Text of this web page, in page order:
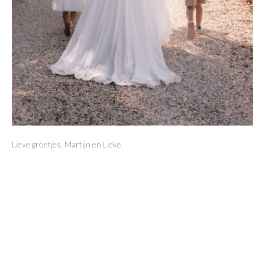
Lieve groetjes, Martijn en Lieke.